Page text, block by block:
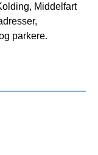
Middelfart
parkere.